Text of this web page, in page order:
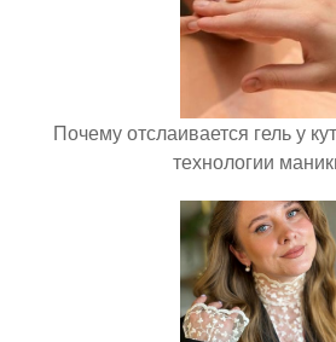
Почему отслаивается гель у
технологии